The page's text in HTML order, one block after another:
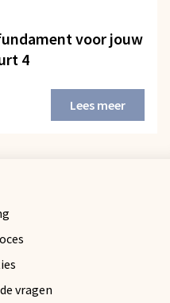
voor jouw
4
Lees meer
vragen